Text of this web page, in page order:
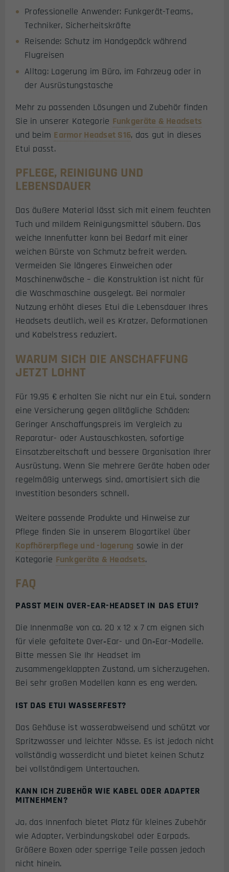
Professionelle Anwender: Funkgerät-Teams,
Techniker, Sicherheitskräfte
Reisende: Schutz im Handgepäck während
Flugreisen
Alltag: Lagerung im Büro, im Fahrzeug oder in
der Ausrüstungstasche
Mehr zu passenden Lösungen und Zubehör finden
Sie in unserer Kategorie Funkgeräte & Headsets
und beim Earmor Headset S16, das gut in dieses
Etui passt.
PFLEGE, REINIGUNG UND
LEBENSDAUER
Das äußere Material lässt sich mit einem feuchten
Tuch und mildem Reinigungsmittel säubern. Das
weiche Innenfutter kann bei Bedarf mit einer
weichen Bürste von Schmutz befreit werden.
Vermeiden Sie längeres Einweichen oder
Maschinenwäsche – die Konstruktion ist nicht für
die Waschmaschine ausgelegt. Bei normaler
Nutzung erhöht dieses Etui die Lebensdauer Ihres
Headsets deutlich, weil es Kratzer, Deformationen
und Kabelstress reduziert.
WARUM SICH DIE ANSCHAFFUNG
JETZT LOHNT
Für 19,95 € erhalten Sie nicht nur ein Etui, sondern
eine Versicherung gegen alltägliche Schäden:
Geringer Anschaffungspreis im Vergleich zu
Reparatur- oder Austauschkosten, sofortige
Einsatzbereitschaft und bessere Organisation Ihrer
Ausrüstung. Wenn Sie mehrere Geräte haben oder
regelmäßig unterwegs sind, amortisiert sich die
Investition besonders schnell.
Weitere passende Produkte und Hinweise zur
Pflege finden Sie in unserem Blogartikel über
Kopfhörerpflege und -lagerung sowie in der
Kategorie Funkgeräte & Headsets.
FAQ
PASST MEIN OVER‑EAR-HEADSET IN DAS ETUI?
Die Innenmaße von ca. 20 x 12 x 7 cm eignen sich
für viele gefaltete Over‑Ear- und On‑Ear-Modelle.
Bitte messen Sie Ihr Headset im
zusammengeklappten Zustand, um sicherzugehen.
Bei sehr großen Modellen kann es eng werden.
IST DAS ETUI WASSERFEST?
Das Gehäuse ist wasserabweisend und schützt vor
Spritzwasser und leichter Nässe. Es ist jedoch nicht
vollständig wasserdicht und bietet keinen Schutz
bei vollständigem Untertauchen.
KANN ICH ZUBEHÖR WIE KABEL ODER ADAPTER
MITNEHMEN?
Ja, das Innenfach bietet Platz für kleines Zubehör
wie Adapter, Verbindungskabel oder Earpads.
Größere Boxen oder sperrige Teile passen jedoch
nicht hinein.